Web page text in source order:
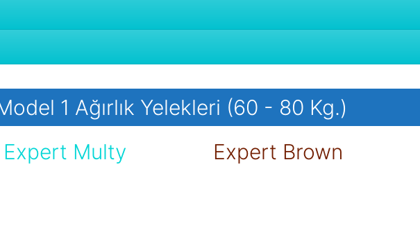
1 Ağırlık Yelekleri (60 - 80 Kg.)
Expert Multy Expert Brown